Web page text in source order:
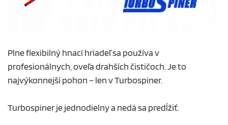
Plne flexibilný hnací hriadeľ sa používa v
profesionálnych, oveľa drahších čističoch. Je to
najvýkonnejší pohon – len v Turbospiner.
Turbospiner je jednodielny a nedá sa predĺžiť.